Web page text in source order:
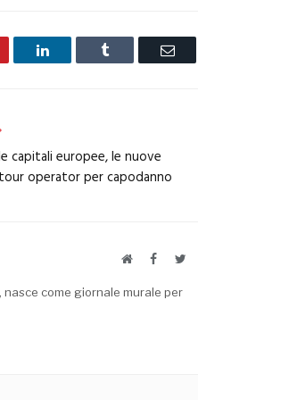
LinkedIn Tumblr Email
capitali europee, le nuo­ve
operator per capodanno
WebsiteFacebookTwitter
nasce come giornale murale per